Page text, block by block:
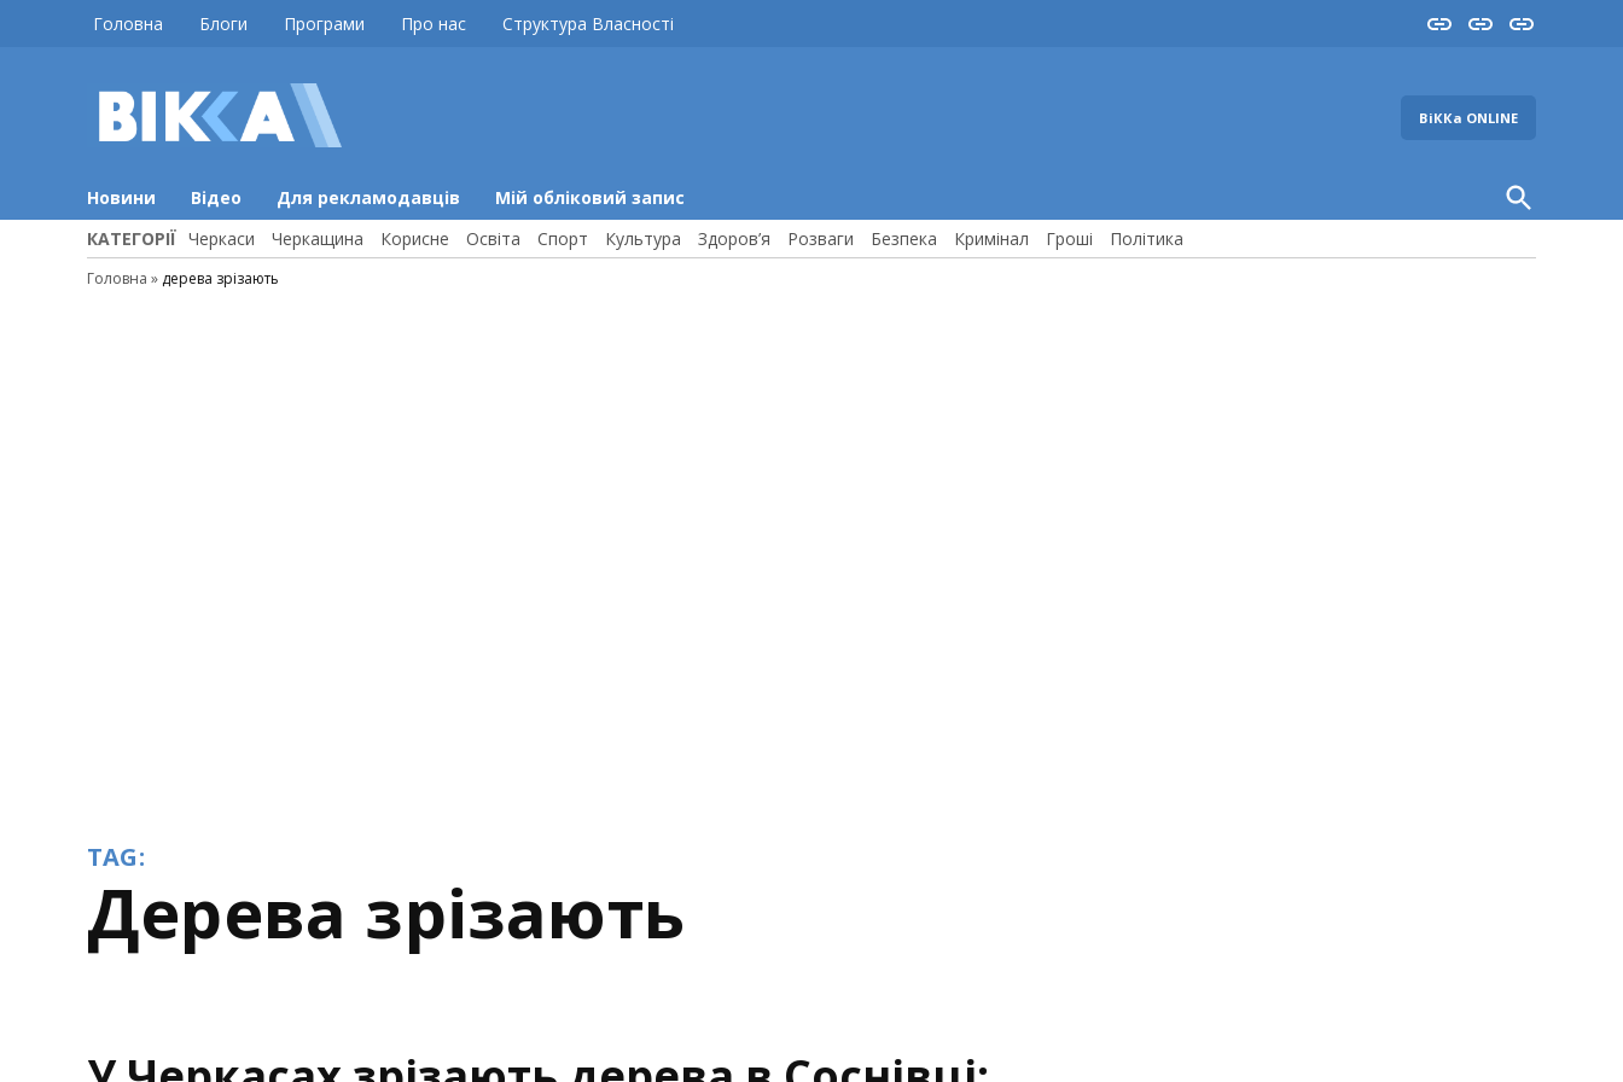
Головна Блоги Програми Про нас Структура Власності InstaYouTube
FB
ВіККа ONLINE
Новини Відео Для рекламодавців Мій обліковий запис
Open
Search
КАТЕГОРІЇ Черкаси Черкащина Корисне Освіта Спорт Культура Здоров’я Розваги Безпека Кримінал Гроші Політика
Головна » дерева зрізають
TAG:
дерева зрізають